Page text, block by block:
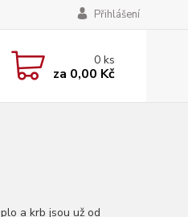
Přihlášení
0ks
za 0,00 Kč
a krb jsou už od